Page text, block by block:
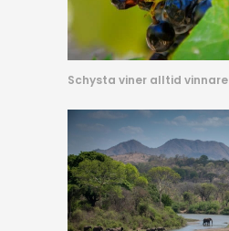
Schysta viner alltid vinnare